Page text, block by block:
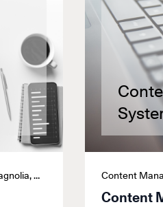
Headless CMS, Websites, Apps, Directus, Magnolia, Contentful, Butter CMS, Prismic, Squidex, Digitallexikon, Webapp
Content